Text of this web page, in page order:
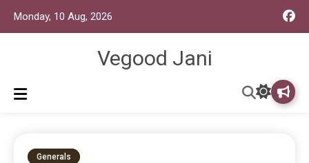
Monday, 10 Aug, 2026
Vegood Jani
Generals